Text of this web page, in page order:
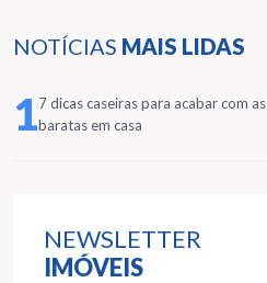
NOTÍCIAS MAIS LIDAS
17 dicas caseiras para acabar com as
baratas em casa
NEWSLETTER
IMÓVEIS